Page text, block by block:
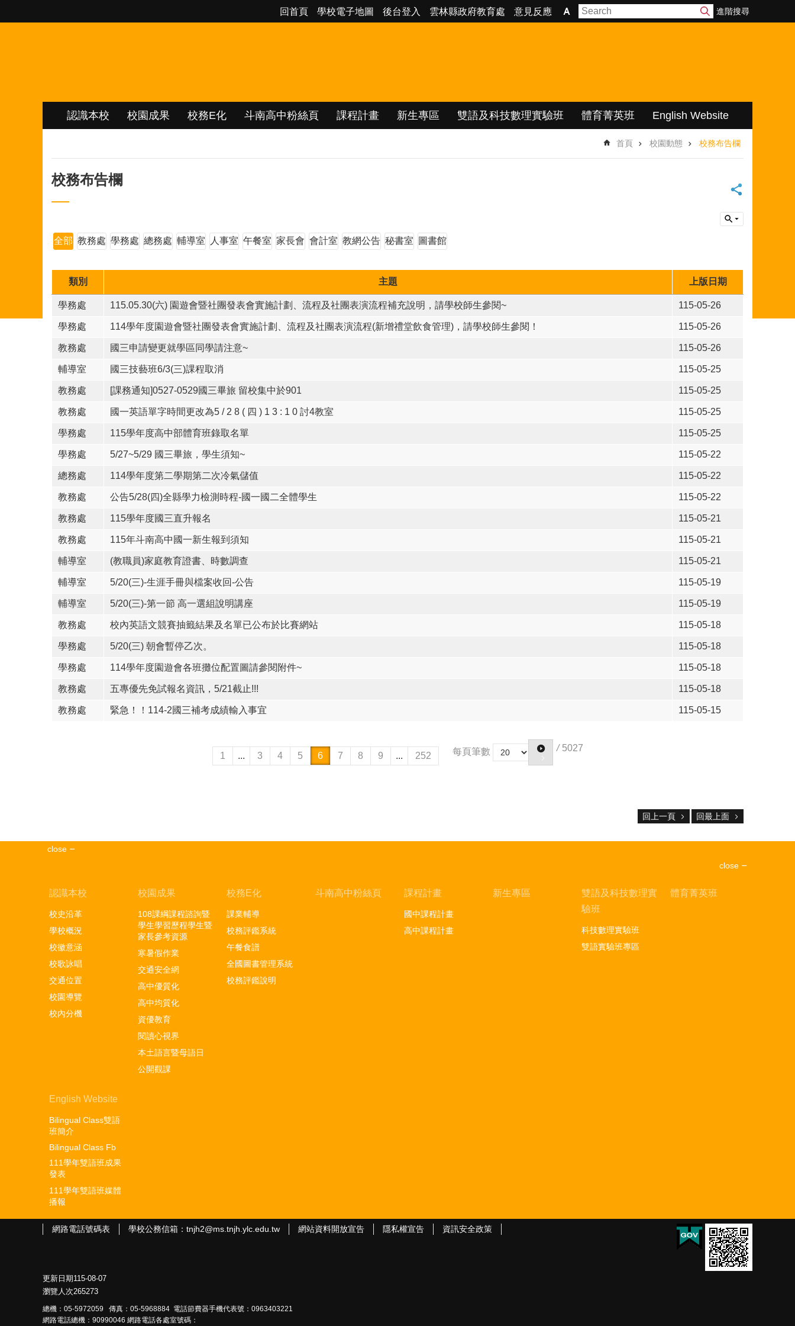
回首頁 學校電子地圖 後台登入 雲林縣政府教育處 意見反應 進階搜尋
認識本校 校園成果 校務E化 斗南高中粉絲頁 課程計畫 新生專區 雙語及科技數理實驗班 體育菁英班 English Website
首頁 校園動態 校務布告欄
校務布告欄
全部 教務處 學務處 總務處 輔導室 人事室 午餐室 家長會 會計室 教網公告 秘書室 圖書館
類別 主題 上版日期
學務處 115.05.30(六) 園遊會暨社團發表會實施計劃、流程及社團表演流程補充說明，請學校師生參閱~ 115-05-26
學務處 114學年度園遊會暨社團發表會實施計劃、流程及社團表演流程(新增禮堂飲食管理)，請學校師生參閱！ 115-05-26
教務處 國三申請變更就學區同學請注意~ 115-05-26
輔導室 國三技藝班6/3(三)課程取消 115-05-25
教務處 [課務通知]0527-0529國三畢旅 留校集中於901 115-05-25
教務處 國一英語單字時間更改為5 / 2 8 ( 四 ) 1 3 : 1 0 討4教室 115-05-25
學務處 115學年度高中部體育班錄取名單 115-05-25
學務處 5/27~5/29 國三畢旅，學生須知~ 115-05-22
總務處 114學年度第二學期第二次冷氣儲值 115-05-22
教務處 公告5/28(四)全縣學力檢測時程-國一國二全體學生 115-05-22
教務處 115學年度國三直升報名 115-05-21
教務處 115年斗南高中國一新生報到須知 115-05-21
輔導室 (教職員)家庭教育證書、時數調查 115-05-21
輔導室 5/20(三)-生涯手冊與檔案收回-公告 115-05-19
輔導室 5/20(三)-第一節 高一選組說明講座 115-05-19
教務處 校內英語文競賽抽籤結果及名單已公布於比賽網站 115-05-18
學務處 5/20(三) 朝會暫停乙次。 115-05-18
學務處 114學年度園遊會各班攤位配置圖請參閱附件~ 115-05-18
教務處 五專優先免試報名資訊，5/21截止!!! 115-05-18
教務處 緊急！！114-2國三補考成績輸入事宜 115-05-15
1 ... 3 4 5 6 7 8 9 ... 252 每頁筆數 / 5027
回上一頁 回最上面
close
close
認識本校
校史沿革
學校概況
校徽意涵
校歌詠唱
交通位置
校園導覽
校內分機
校園成果
108課綱課程諮詢暨
學生學習歷程學生暨
家長參考資源
寒暑假作業
交通安全網
高中優質化
高中均質化
資優教育
閱讀心視界
本土語言暨母語日
公開觀課
校務E化
課業輔導
校務評鑑系統
午餐食譜
全國圖書管理系統
校務評鑑說明
斗南高中粉絲頁 課程計畫
國中課程計畫
高中課程計畫
新生專區
雙語及科技數理實
驗班
科技數理實驗班
雙語實驗班專區
體育菁英班
English Website
Bilingual Class雙語
班簡介
Bilingual Class Fb
111學年雙語班成果
發表
111學年雙語班媒體
播報
網路電話號碼表 學校公務信箱：tnjh2@ms.tnjh.ylc.edu.tw 網站資料開放宣告 隱私權宣告 資訊安全政策
更新日期115-08-07
瀏覽人次265273
總機：05-5972059 傳真：05-5968884 電話節費器手機代表號：0963403221
網路電話總機：90990046 網路電話各處室號碼：